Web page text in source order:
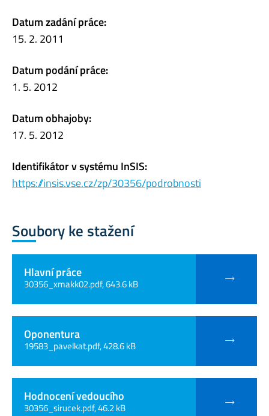
Datum zadání práce:
15. 2. 2011
Datum podání práce:
1. 5. 2012
Datum obhajoby:
17. 5. 2012
Identifikátor v systému InSIS:
https://insis.vse.cz/zp/30356/podrobnosti
Soubory ke stažení
Hlavní práce
30356_xmakk02.pdf, 643.6 kB
Oponentura
19583_pavelkat.pdf, 428.6 kB
Hodnocení vedoucího
30356_sirucek.pdf, 46.2 kB